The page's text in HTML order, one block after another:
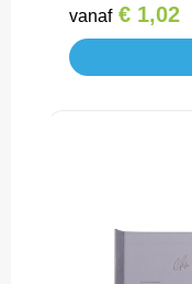
vanaf € 1,02